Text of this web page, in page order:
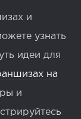
и
узнать
идеи для
на
и